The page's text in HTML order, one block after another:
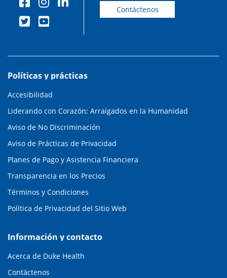
Contáctenos
Políticas y prácticas
Accesibilidad
Liderando con Corazón: Arraigados en la Humanidad
Aviso de No Discriminación
Aviso de Prácticas de Privacidad
Planes de Pago y Asistencia Financiera
Transparencia en los Precios
Términos y Condiciones
Política de Privacidad del Sitio Web
Información y contacto
Acerca de Duke Health
Contáctenos